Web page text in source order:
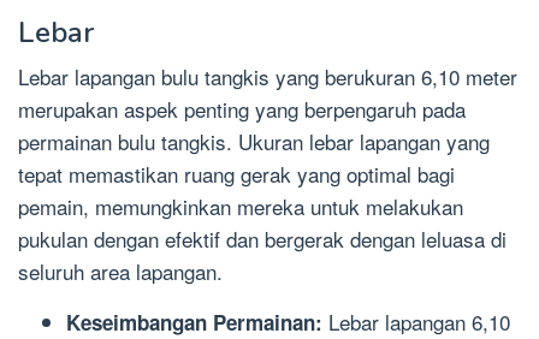
Lebar
Lebar lapangan bulu tangkis yang berukuran 6,10 meter
merupakan aspek penting yang berpengaruh pada
permainan bulu tangkis. Ukuran lebar lapangan yang
tepat memastikan ruang gerak yang optimal bagi
pemain, memungkinkan mereka untuk melakukan
pukulan dengan efektif dan bergerak dengan leluasa di
seluruh area lapangan.
Keseimbangan Permainan: Lebar lapangan 6,10